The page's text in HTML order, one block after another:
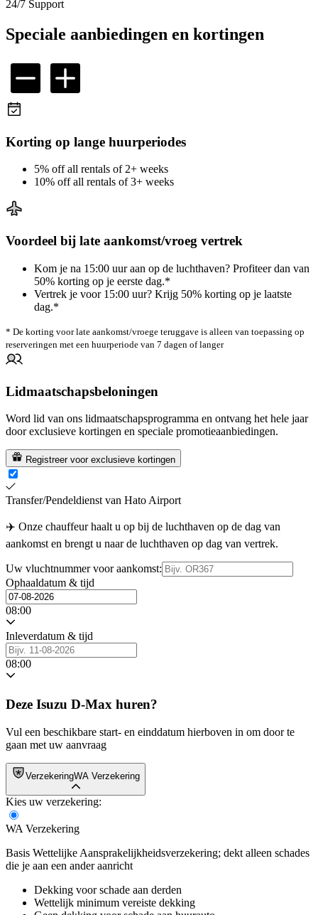
24/7 Support
Speciale aanbiedingen en kortingen
Korting op lange huurperiodes
5% off all rentals of 2+ weeks
10% off all rentals of 3+ weeks
Voordeel bij late aankomst/vroeg vertrek
Kom je na 15:00 uur aan op de luchthaven? Profiteer dan van
50% korting op je eerste dag.*
Vertrek je voor 15:00 uur? Krijg 50% korting op je laatste
dag.*
* De korting voor late aankomst/vroege teruggave is alleen van toepassing op
reserveringen met een huurperiode van 7 dagen of langer
Lidmaatschapsbeloningen
Word lid van ons lidmaatschapsprogramma en ontvang het hele jaar
door exclusieve kortingen en speciale promotieaanbiedingen.
Registreer voor exclusieve kortingen
Transfer/Pendeldienst van Hato Airport
✈️ Onze chauffeur haalt u op bij de luchthaven op de dag van
aankomst en brengt u naar de luchthaven op dag van vertrek.
Uw vluchtnummer voor aankomst:
Ophaaldatum & tijd
08:00
Inleverdatum & tijd
08:00
Deze Isuzu D-Max huren?
Vul een beschikbare start- en einddatum hierboven in om door te
gaan met uw aanvraag
VerzekeringWA Verzekering
Kies uw verzekering:
WA Verzekering
Basis Wettelijke Aansprakelijkheidsverzekering; dekt alleen schades
die je aan een ander aanricht
Dekking voor schade aan derden
Wettelijk minimum vereiste dekking